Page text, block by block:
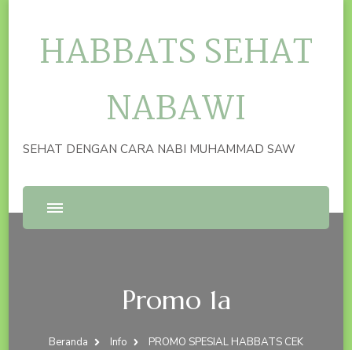
HABBATS SEHAT
NABAWI
SEHAT DENGAN CARA NABI MUHAMMAD SAW
Promo 1a
Beranda Info
PROMO SPESIAL HABBATS CEK